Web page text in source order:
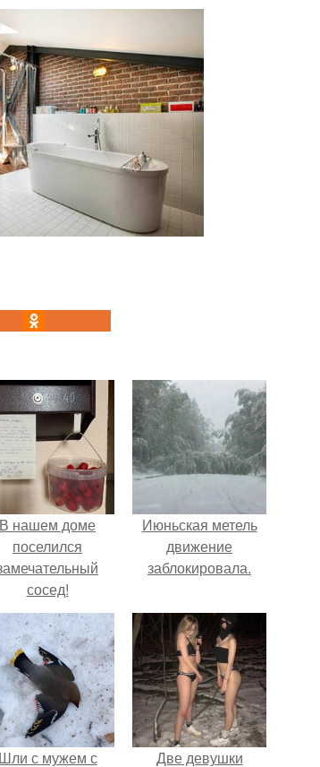
В нашем доме
поселился
сосед!
Июньская метель
движение
заблокировала.
Шли с мужем с Две девушки